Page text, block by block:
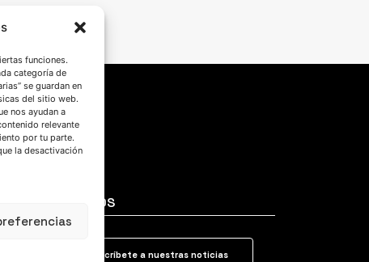
funciones.
categoría de
se guardan en
del sitio web.
nos ayudan a
relevante
por tu parte.
la desactivación
SÍGUENOS
Suscríbete a nuestras noticias